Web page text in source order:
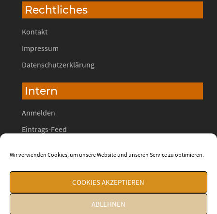
Wir verwenden Cookies, um unsere Website und unseren Service zu optimieren.
COOKIES AKZEPTIEREN
ABLEHNEN
Rechtliches
Kontakt
Impressum
Datenschutzerklärung
Intern
Anmelden
Eintrags-Feed